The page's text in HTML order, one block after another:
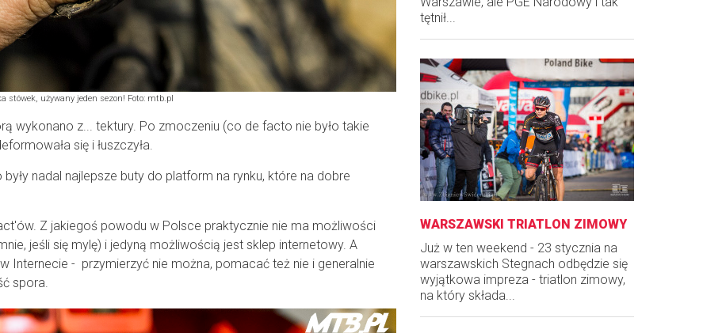
stówek, używany jeden sezon! Foto: mtb.pl
wykonano z... tektury. Po zmoczeniu (co de facto nie było takie
się i łuszczyła.
nadal najlepsze buty do platform na rynku, które na dobre
Z jakiegoś powodu w Polsce praktycznie nie ma możliwości
jeśli się mylę) i jedyną możliwością jest sklep internetowy. A
Internecie - przymierzyć nie można, pomacać też nie i generalnie
spora.
tętnił...
WARSZAWSKI TRIATLON ZIMOWY
Już w ten weekend - 23 stycznia na
warszawskich Stegnach odbędzie się
wyjątkowa impreza - triatlon zimowy,
na który składa...